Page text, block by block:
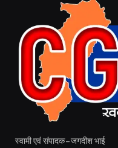
स्वामी एवं संपादक – जगदीश भाई